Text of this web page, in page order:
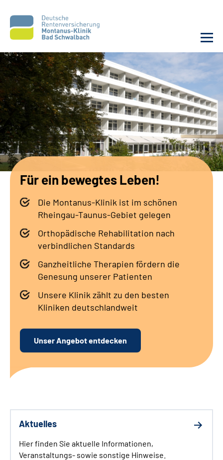
Unsere Klinik
Unsere Angebote
Service
Karriere
Sozialdienste & Zuweisende
Suche
Leichte Sprache
Gebärdensprache
Für ein bewegtes Leben!
Die Montanus-Klinik ist im schönen
Rheingau-Taunus-Gebiet gelegen
Orthopädische Rehabilitation nach
verbindlichen Standards
Ganzheitliche Therapien fördern die
Genesung unserer Patienten
Unsere Klinik zählt zu den besten
Kliniken deutschlandweit
Unser Angebot entdecken
Aktuelles
Hier finden Sie aktuelle Informationen,
Veranstaltungs- sowie sonstige Hinweise.